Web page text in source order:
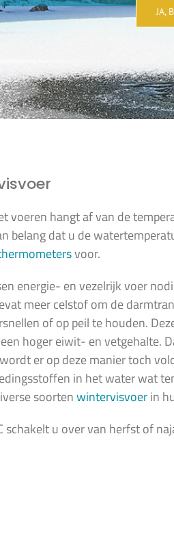
JA,
voeren hangt af van de
belang dat u de
voor.
energie- en vezelrijk voer
meer celstof om de
of op peil te houden.
hoger eiwit- en vetgehalte.
er op deze manier toch
in het water wat
soortenwintervisvoerin
u over van herfst of